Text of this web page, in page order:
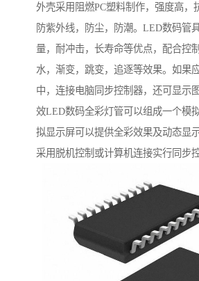
外壳采用阻燃PC塑料制作，强度高，
防紫外线，防尘，防潮。LED数码管
量，耐冲击，长寿命等优点，配合控
水，渐变，跳变，追逐等效果。如果
中，连接电脑同步控制器，还可显示
效LED数码全彩灯管可以组成一个模
拟显示屏可以提供全彩效果及动态显
采用脱机控制或计算机连接实行同步控